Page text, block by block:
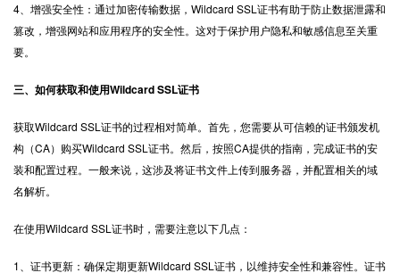
4、增强安全性：通过加密传输数据，Wildcard SSL证书有助于防止数据泄露和
篡改，增强网站和应用程序的安全性。这对于保护用户隐私和敏感信息至关重
要。
三、如何获取和使用Wildcard SSL证书
获取Wildcard SSL证书的过程相对简单。首先，您需要从可信赖的证书颁发机
构（CA）购买Wildcard SSL证书。然后，按照CA提供的指南，完成证书的安
装和配置过程。一般来说，这涉及将证书文件上传到服务器，并配置相关的域
名解析。
在使用Wildcard SSL证书时，需要注意以下几点：
1、证书更新：确保定期更新Wildcard SSL证书，以维持安全性和兼容性。证书